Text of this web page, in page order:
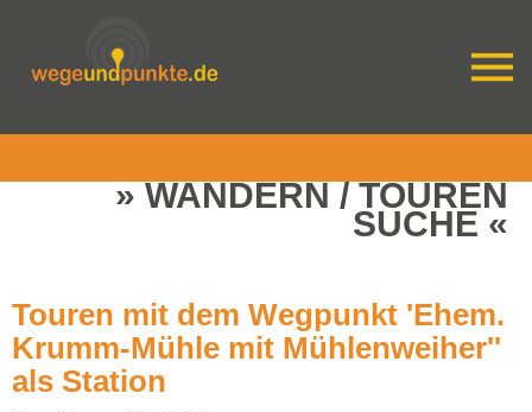
WANDERN / TOUREN
SUCHE
Touren mit dem Wegpunkt 'Ehem.
Krumm-Mühle mit Mühlenweiher''
als Station